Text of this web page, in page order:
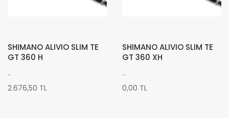
SHIMANO ALIVIO SLIM TE
GT 360 H
..
2.676,50 TL
SHIMANO ALIVIO SLIM TE
GT 360 XH
..
0,00 TL